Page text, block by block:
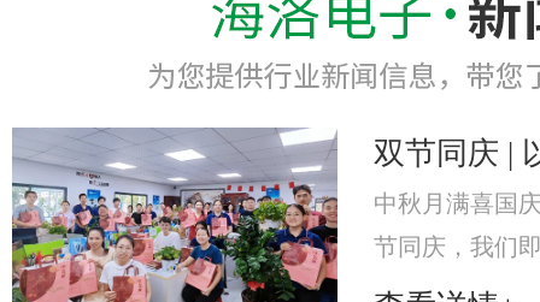
中秋月满喜国
节同庆，我们
至2025年10月